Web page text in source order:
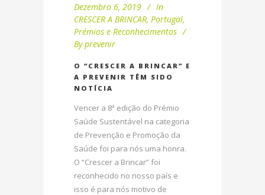
Dezembro 6, 2019
In
CRESCER A BRINCAR, Portugal,
Prémios e Reconhecimentos
By prevenir
O “CRESCER A BRINCAR” E
A PREVENIR TÊM SIDO
NOTÍCIA
Vencer a 8ª edição do Prémio
Saúde Sustentável na categoria
de Prevenção e Promoção da
Saúde foi para nós uma honra.
O “Crescer a Brincar” foi
reconhecido no nosso país e
isso é para nós motivo de